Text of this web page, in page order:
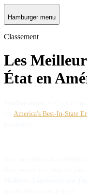
Hamburger menu
Classement
Les
État en
America's Best-In-State